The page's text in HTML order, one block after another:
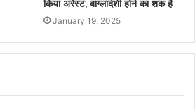
किया अरेस्ट, बांग्लादेशी होने का शक है
January 19, 2025